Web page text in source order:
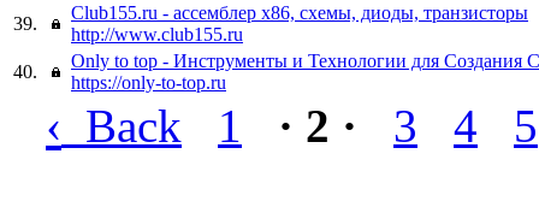
39.
Club155.ru - ассемблер x86, схемы, диоды, транзисторы
http://www.club155.ru
40.
Only to top - Инструменты и Технологии для Создания
https://only-to-top.ru
‹ Back 1 · 2 · 3 4 5